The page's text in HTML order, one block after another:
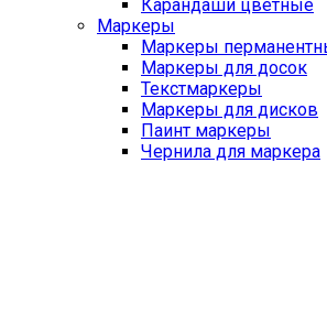
Карандаши цветные
Маркеры
Маркеры
Маркеры для досок
Текстмаркеры
Маркеры для дисков
Паинт маркеры
Чернила для маркера